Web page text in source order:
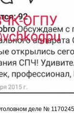
деле №